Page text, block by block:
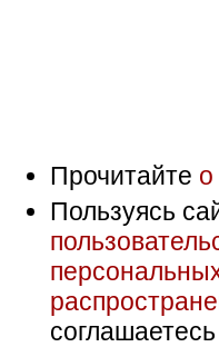
Прочитайте о
Пользуясь